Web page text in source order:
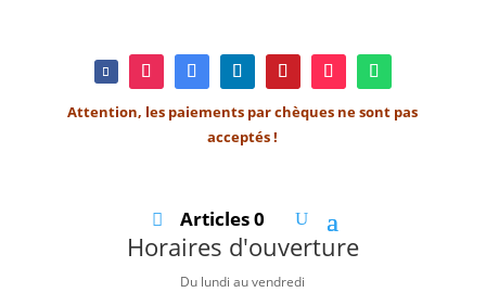
Attention, les paiements par chèques ne sont pas
acceptés !
Articles 0
Horaires d'ouverture
Du lundi au vendredi